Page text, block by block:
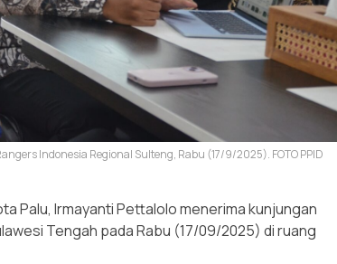
Indonesia Regional Sulteng, Rabu (17/9/2025). FOTO PPID
Palu, Irmayanti Pettalolo menerima kunjungan
Tengah pada Rabu (17/09/2025) di ruang